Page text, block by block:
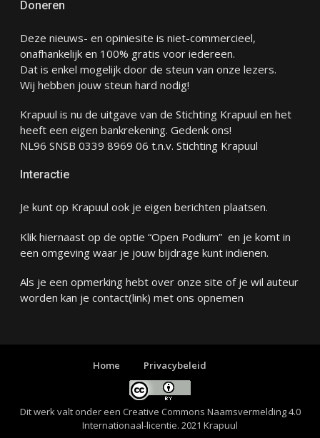
Doneren
Deze nieuws- en opiniesite is niet-commercieel,
onafhankelijk en 100% gratis voor iedereen.
Dat is enkel mogelijk door de steun van onze lezers.
Wij hebben jouw steun hard nodig!
Krapuul is nu de uitgave van de Stichting Krapuul en het
heeft een eigen bankrekening. Gedenk ons!
NL96 SNSB 0339 8969 06 t.n.v. Stichting Krapuul
Interactie
Je kunt op Krapuul ook je eigen berichten plaatsen.
Klik hiernaast op de optie “Open Podium” en je komt in
een omgeving waar je jouw bijdrage kunt indienen.
Als je een opmerking hebt over onze site of je wil auteur
worden kan je contact(link) met ons opnemen
Home Privacybeleid
Dit werk valt onder een Creative Commons Naamsvermelding 4.0
Internationaal-licentie. 2021 Krapuul